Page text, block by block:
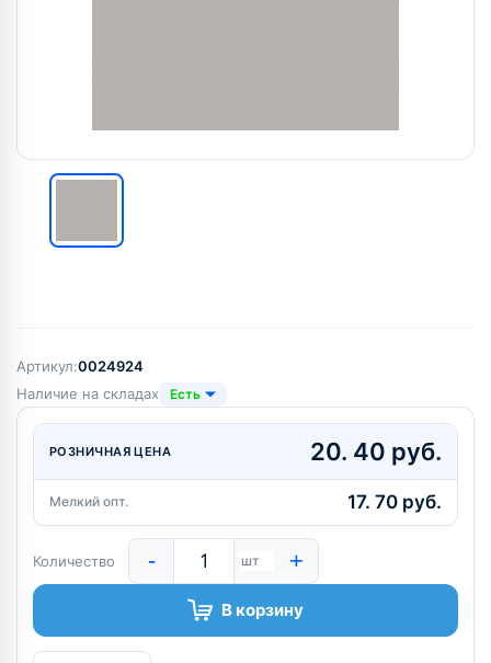
Артикул:0024924
Наличие на складах
Есть
РОЗНИЧНАЯ ЦЕНА 20. 40 руб.
Мелкий опт. 17. 70 руб.
Количество - шт +
В корзину